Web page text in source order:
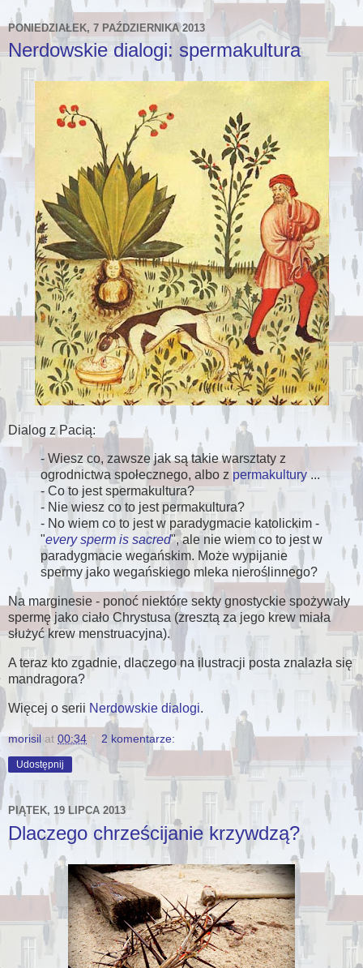
PONIEDZIAŁEK, 7 PAŹDZIERNIKA 2013
Nerdowskie dialogi: spermakultura
Dialog z Pacią:
- Wiesz co, zawsze jak są takie warsztaty z
ogrodnictwa społecznego, albo z permakultury ...
- Co to jest spermakultura?
- Nie wiesz co to jest permakultura?
- No wiem co to jest w paradygmacie katolickim -
"every sperm is sacred", ale nie wiem co to jest w
paradygmacie wegańskim. Może wypijanie
spermy jako wegańskiego mleka nieroślinnego?
Na marginesie - ponoć niektóre sekty gnostyckie spożywały
spermę jako ciało Chrystusa (zresztą za jego krew miała
służyć krew menstruacyjna).
A teraz kto zgadnie, dlaczego na ilustracji posta znalazła się
mandragora?
Więcej o serii Nerdowskie dialogi.
morisil at 00:34 2 komentarze:
Udostępnij
PIĄTEK, 19 LIPCA 2013
Dlaczego chrześcijanie krzywdzą?